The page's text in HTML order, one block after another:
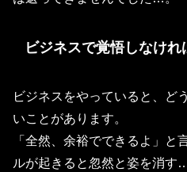
ビジネスで覚悟しなけれ
ビジネスをやっていると、ど
いことがあります。
「全然、余裕でできるよ」と
ルが起きると忽然と姿を消す